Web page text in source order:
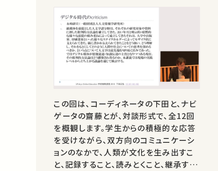
この回は、コーディネータの下田と、ナビ
ゲータの齋藤とが、対談形式で、全12回
を概観します。学生からの積極的な応答
を受けながら、双方向のコミュニケーシ
ョンのなかで、人類が文化を生み出すこ
と、記録すること、読みとくこと、継承する